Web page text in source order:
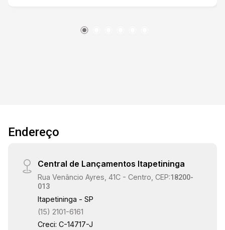
Endereço
Central de Lançamentos Itapetininga
Rua Venâncio Ayres, 41C - Centro, CEP:18200-
013
Itapetininga - SP
(15) 2101-6161
Creci: C-14717-J